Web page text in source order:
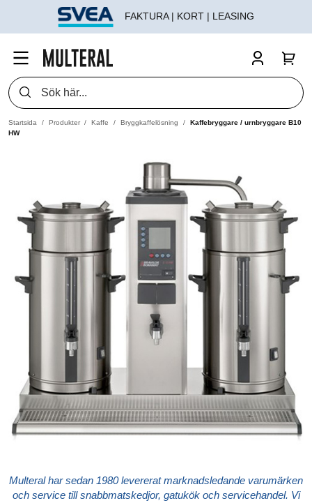
FAKTURA | KORT | LEASING
Startsida Produkter Kaffe Bryggkaffelösning
Kaffebryggare / urnbryggare B10
HW
Multeral har sedan 1980 levererat marknadsledande varumärken
och service till snabbmatskedjor, gatukök och servicehandel. Vi